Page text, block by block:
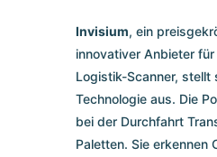
Invisium, ein
innovativer Anbieter
Logistik-Scanner, stellt
Technologie aus. Die
bei der Durchfahrt
Paletten. Sie erkennen